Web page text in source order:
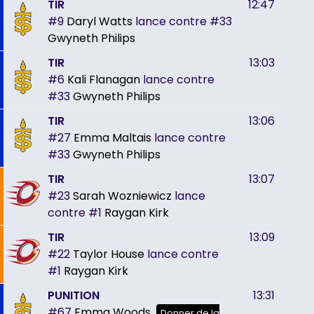
TIR
#9 Daryl Watts lance contre #33
Gwyneth Philips
12:47
TIR
#6 Kali Flanagan lance contre
#33Gwyneth Philips
13:03
TIR
#27 Emma Maltais lance contre
#33Gwyneth Philips
13:06
TIR
#23Sarah Wozniewicz lance
contre #1 Raygan Kirk
13:07
TIR
#22 Taylor House lance contre
#1 Raygan Kirk
13:09
PUNITION
13:31